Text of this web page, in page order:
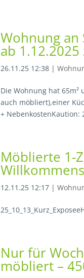
Wohnung
ab
26.11.25 12:38|
Die Wohnung hat
auch möbliert),einer
+ NebenkostenKaution:
Möblierte 1-
12.11.25 12:17|
Nur für
möbliert –